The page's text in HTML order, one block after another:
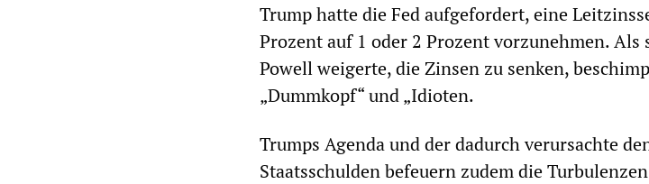
Trump hatte die Fed aufgefordert, eine
Prozent auf 1 oder 2 Prozent vorzunehmen. Als
Powell weigerte, die Zinsen zu senken,
„Dummkopf“ und „Idioten.
Trumps Agenda und der dadurch verursachte
Staatsschulden befeuern zudem die